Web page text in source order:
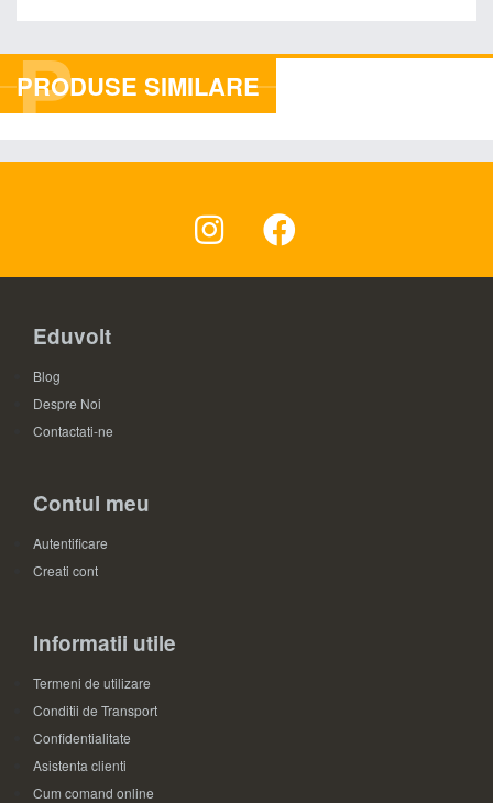
P
PRODUSE SIMILARE
Eduvolt
Blog
Despre Noi
Contactati-ne
Contul meu
Autentificare
Creati cont
Informatii utile
Termeni de utilizare
Conditii de Transport
Confidentialitate
Asistenta clienti
Cum comand online